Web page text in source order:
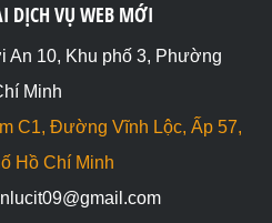
DỊCH VỤ WEB MỚI
10, Khu phố 3, Phường
Minh
C1, Đường Vĩnh Lộc, Ấp 57,
Hồ Chí Minh